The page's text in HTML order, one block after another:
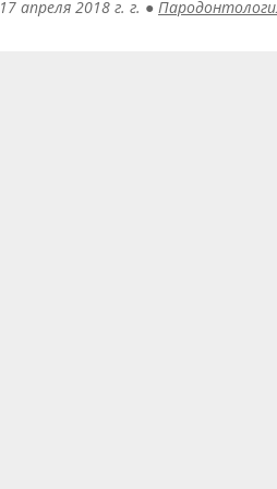
17 апреля 2018 г. г. ●